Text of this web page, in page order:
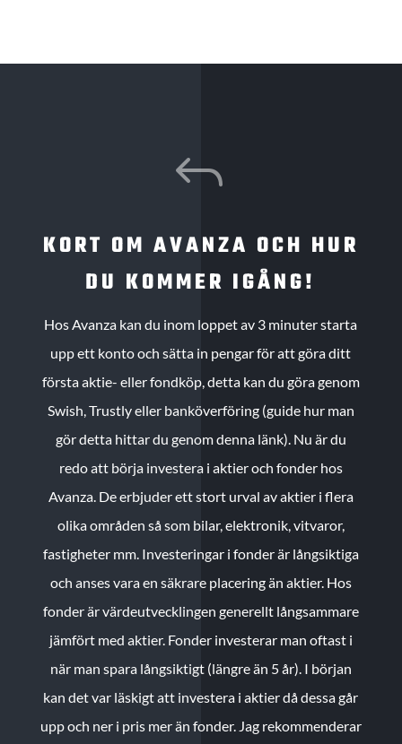
J
KORT OM AVANZA OCH HUR
DU KOMMER IGÅNG!
Hos Avanza kan du inom loppet av 3 minuter starta
upp ett konto och sätta in pengar för att göra ditt
första aktie- eller fondköp, detta kan du göra genom
Swish, Trustly eller banköverföring (guide hur man
gör detta hittar du genom denna länk). Nu är du
redo att börja investera i aktier och fonder hos
Avanza. De erbjuder ett stort urval av aktier i flera
olika områden så som bilar, elektronik, vitvaror,
fastigheter mm. Investeringar i fonder är långsiktiga
och anses vara en säkrare placering än aktier. Hos
fonder är värdeutvecklingen generellt långsammare
jämfört med aktier. Fonder investerar man oftast i
när man spara långsiktigt (längre än 5 år). I början
kan det var läskigt att investera i aktier då dessa går
upp och ner i pris mer än fonder. Jag rekommenderar